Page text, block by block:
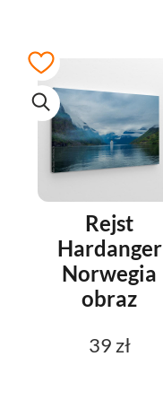
Rejst
Hardanger
Norwegia
obraz
39 zł